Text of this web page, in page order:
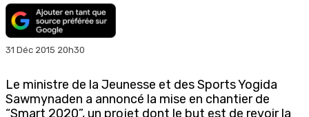
31 Déc 2015 20h30
Le ministre de la Jeunesse et des Sports Yogida
Sawmynaden a annoncé la mise en chantier de
“Smart 2020”, un projet dont le but est de revoir la